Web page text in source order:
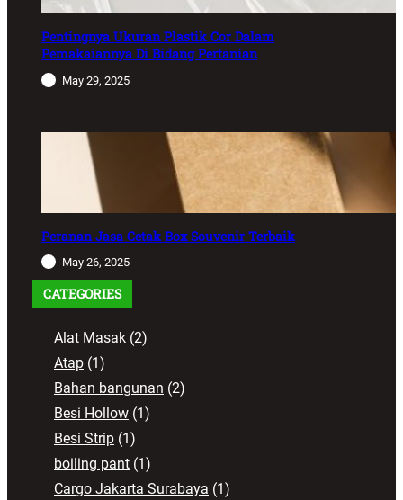
Pentingnya Ukuran Plastik Cor Dalam
Pemakaiannya Di Bidang Pertanian
May 29, 2025
Peranan Jasa Cetak Box Souvenir Terbaik
May 26, 2025
CATEGORIES
Alat Masak (2)
Atap (1)
Bahan bangunan (2)
Besi Hollow (1)
Besi Strip (1)
boiling pant (1)
Cargo Jakarta Surabaya (1)